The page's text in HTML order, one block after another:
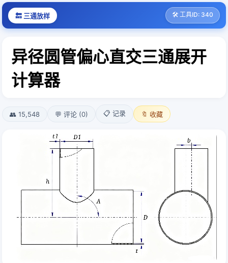
🔙 三通放样 🛠️ 工具ID: 340
异径圆管偏心直交三通展开
计算器
👥 15,548 💬 评论 (0) 📋 记录 🔖 收藏